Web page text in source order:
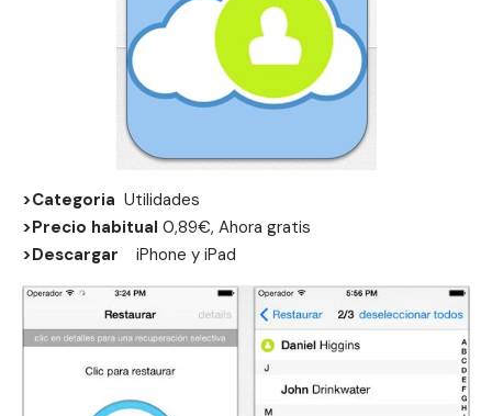
>Categoria Utilidades
>Precio habitual 0,89€, Ahora gratis
>Descargar iPhone y iPad